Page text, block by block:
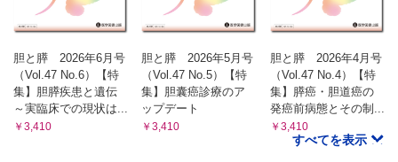
胆と膵 2026年6月号
（Vol.47 No.6）【特
集】胆膵疾患と遺伝
～実臨床での現状は...
￥3,410
胆と膵 2026年5月号
（Vol.47 No.5）【特
集】胆囊癌診療のア
ップデート
￥3,410
胆と膵 2026年4月号
（Vol.47 No.4）【特
集】膵癌・胆道癌の
発癌前病態とその制...
￥3,410
すべてを表示